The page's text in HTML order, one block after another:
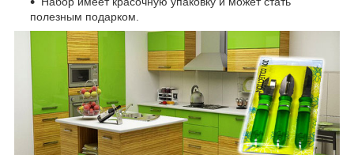
полезным подарком.